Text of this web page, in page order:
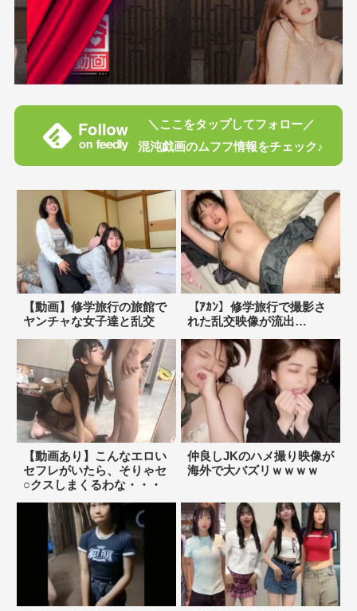
＼ここをタップしてフォロー／
混沌戯画のムフフ情報をチェック♪
【動画】修学旅行の旅館で
ヤンチャな女子達と乱交
【ｱｶﾝ】修学旅行で撮影さ
れた乱交映像が流出…
【動画あり】こんなエロい
セフレがいたら、そりゃセ
○クスしまくるわな・・・
仲良しJKのハメ撮り映像が
海外で大バズリｗｗｗｗ